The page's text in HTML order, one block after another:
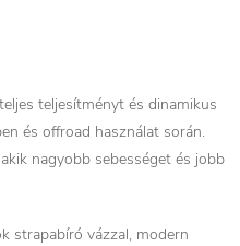
teljesítményt és dinamikus
és offroad használat során.
nagyobb sebességet és jobb
strapabíró vázzal, modern